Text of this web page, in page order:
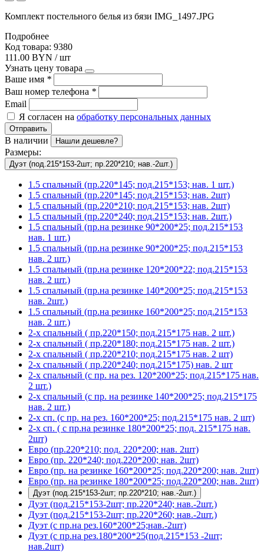
Комплект постельного белья из бязи IMG_1497.JPG
Подробнее
Код товара: 9380
111.00 BYN / шт
Узнать цену товара
Ваше имя *
Ваш номер телефона *
Email
Я согласен на обработку персональных данных
Отправить
В наличии Нашли дешевле?
Размеры:
Дуэт (под.215*153-2шт; пр.220*210; нав.-2шт.)
1.5 спальный (пр.220*145; под.215*153; нав. 1 шт.)
1.5 спальный (пр.220*145; под.215*153; нав. 2шт)
1.5 спальный (пр.220*210; под.215*153; нав. 2шт)
1.5 спальный (пр.220*240; под.215*153; нав. 2шт.)
1.5 спальный (пр.на резинке 90*200*25; под.215*153
нав. 1 шт.)
1.5 спальный (пр.на резинке 90*200*25; под.215*153
нав. 2 шт.)
1.5 спальный (пр.на резинке 120*200*22; под.215*153
нав. 2 шт.)
1.5 спальный (пр.на резинке 140*200*25; под.215*153
нав. 2шт.)
1.5 спальный (пр.на резинке 160*200*25; под.215*153
нав. 2 шт.)
2-х спальный ( пр.220*150; под.215*175 нав. 2 шт.)
2-х спальный ( пр.220*180; под.215*175 нав. 2 шт.)
2-х спальный ( пр.220*210; под.215*175 нав. 2 шт)
2-х спальный ( пр.220*240; под.215*175) нав. 2 шт
2-х спальный (с пр. на рез. 120*200*25; под.215*175 нав.
2 шт.)
2-х спальный (с пр. на резинке 140*200*25; под.215*175
нав. 2 шт.)
2-х сп. (с пр. на рез. 160*200*25; под.215*175 нав. 2 шт)
2-х сп. ( с пр.на резинке 180*200*25; под. 215*175 нав.
2шт)
Евро (пр.220*210; под. 220*200; нав. 2шт)
Евро (пр. 220*240; под.220*200; нав. 2шт)
Евро (пр. на резинке 160*200*25; под.220*200; нав. 2шт)
Евро (пр. на резинке 180*200*25; под.220*200; нав. 2шт)
Дуэт (под.215*153-2шт; пр.220*210; нав.-2шт.)
Дуэт (под.215*153-2шт; пр.220*240; нав.-2шт.)
Дуэт (под.215*153-2шт; пр.220*260; нав.-2шт.)
Дуэт (с пр.на рез.160*200*25;нав.-2шт)
Дуэт (с пр.на рез.180*200*25(под.215*153 -2шт;
нав.2шт)